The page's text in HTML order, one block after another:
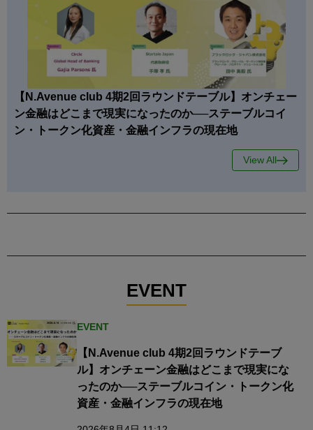
【N.Avenue club 4期2回ラウンドテーブル】オンチェー
ン金融はどこまで現実になったのか──ステーブルコイ
ン・トークン化資産・金融インフラの現在地
View All
EVENT
EVENT
【N.Avenue club 4期2回ラウンドテーブ
ル】オンチェーン金融はどこまで現実にな
ったのか──ステーブルコイン・トークン化
資産・金融インフラの現在地